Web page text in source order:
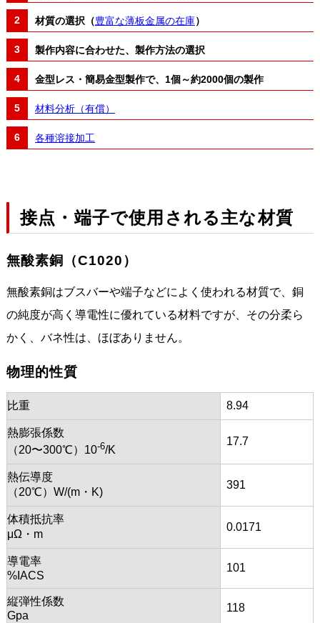
材質の選択（豊富な薄板金属の在庫）
製作内容に合わせた、製作方法の選択
金型レス・簡易金型製作で、1個～約2000個の製作
材料分析（有償）
各種溶接加工
接点・端子で使用される主な材質
無酸素銅（C1020）
無酸素銅はブスバーや端子などによく使われる材質で、銅
の純度が高く導電性に優れている材料ですが、その分柔ら
かく、バネ性は、ほぼありません。
物理的性質
比重 8.94
熱膨張係数
（20〜300℃）10-6/K
17.7
熱伝導度
（20℃）W/(m・K)
391
体積抵抗率
μΩ・m
0.0171
導電率
%IACS
101
縦弾性係数
Gpa
118